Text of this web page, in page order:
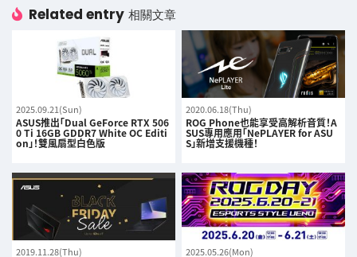
Related entry 相關文章
2025.09.21(Sun)
ASUS推出「Dual GeForce RTX 506
0 Ti 16GB GDDR7 White OC Editi
on」！雙風扇型白色版
2020.06.18(Thu)
ROG Phone也能享受高解析音質！A
SUS專用應用「NePLAYER for ASU
S」新增支援機種！
2019.11.28(Thu) 2025.05.26(Mon)